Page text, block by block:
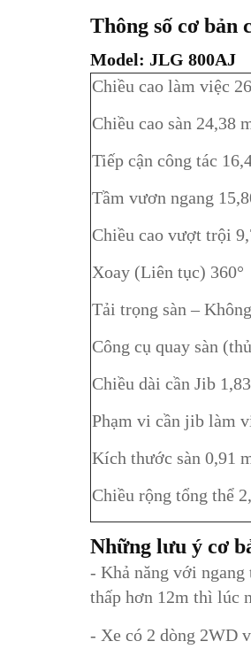
Thông số cơ bản
Model: JLG 800AJ
Chiều cao làm việc
Chiều cao sàn 24,38
Tiếp cận công tác
Tầm vươn ngang
Chiều cao vượt trội
Xoay (Liên tục) 360°
Tải trọng sàn –
Công cụ quay sàn
Chiều dài cần Jib
Phạm vi cần jib làm
Kích thước sàn 0,91
Chiều rộng tổng thể
Những lưu ý cơ
- Khả năng với
thấp hơn 12m thì lúc
- Xe có 2 dòng 2WD